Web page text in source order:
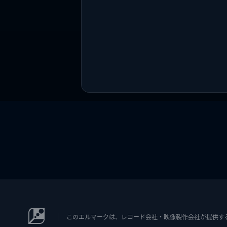
このエルマークは、レコード会社・映像製作会社が提供